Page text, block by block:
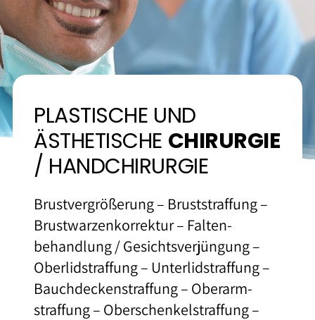
Kontakt und Anfahrt
PLASTISCHE UND
ÄSTHETISCHE CHIRURGIE
/ HANDCHIRURGIE
Brustvergrößerung – Bruststraffung –
Brustwarzen­korrektur – Falten­
behandlung / Gesichts­verjüngung –
Oberlids­traffung – Unter­lidstraffung –
Bauchdecken­straffung – Oberarm­
straffung – Oberschenkel­straffung –